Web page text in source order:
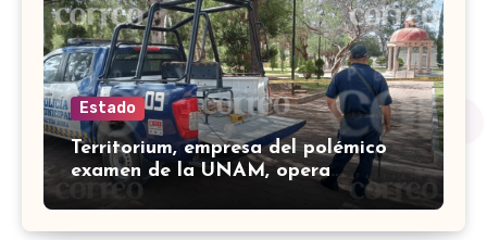
Estado
Territorium, empresa del polémico
examen de la UNAM, opera
plataforma del INE desde 2024